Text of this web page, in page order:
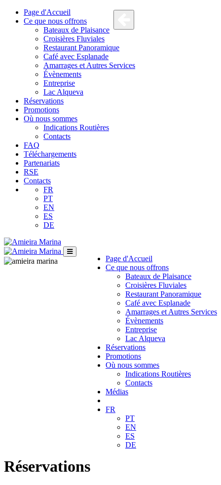
Page d'Accueil
Ce que nous offrons
Bateaux de Plaisance
Croisières Fluviales
Restaurant Panoramique
Café avec Esplanade
Amarrages et Autres Services
Évènements
Entreprise
Lac Alqueva
Réservations
Promotions
Où nous sommes
Indications Routières
Contacts
FAQ
Téléchargements
Partenariats
RSE
Contacts
FR
PT
EN
ES
DE
Page d'Accueil
Ce que nous offrons
Bateaux de Plaisance
Croisières Fluviales
Restaurant Panoramique
Café avec Esplanade
Amarrages et Autres Services
Évènements
Entreprise
Lac Alqueva
Réservations
Promotions
Où nous sommes
Indications Routières
Contacts
Médias
FR
PT
EN
ES
DE
Réservations